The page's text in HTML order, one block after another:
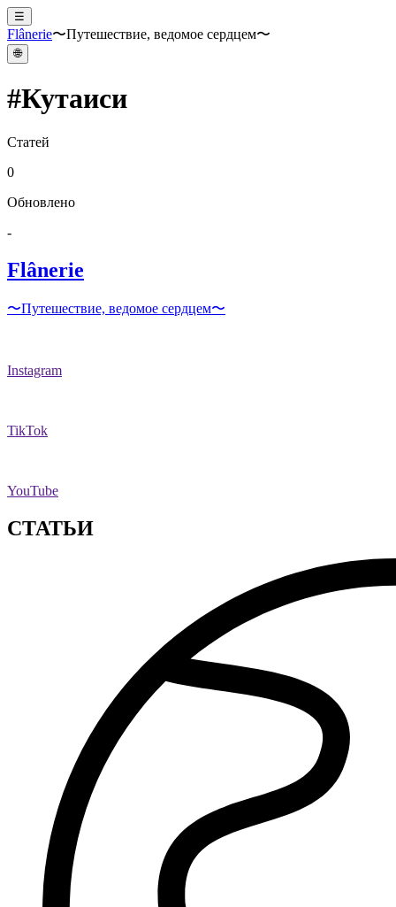
☰
Flânerie〜Путешествие, ведомое сердцем〜
🌐
#Кутаиси
Статей
0
Обновлено
-
Flânerie
〜Путешествие, ведомое сердцем〜
Instagram
TikTok
YouTube
СТАТЬИ